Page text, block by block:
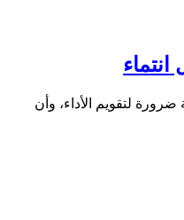
لتقويم الأداء، وأن